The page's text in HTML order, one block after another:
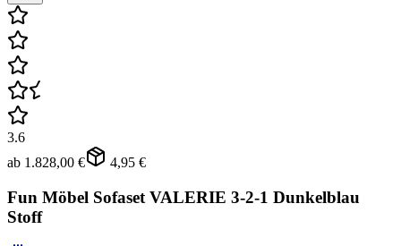
3.6
ab 1.828,00 € 4,95 €
Fun Möbel Sofaset VALERIE 3-2-1 Dunkelblau
Stoff